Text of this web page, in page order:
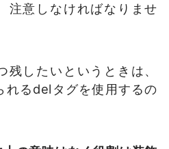
注意しなければなりませ
したいというときは、
れるdelタグを使用するの